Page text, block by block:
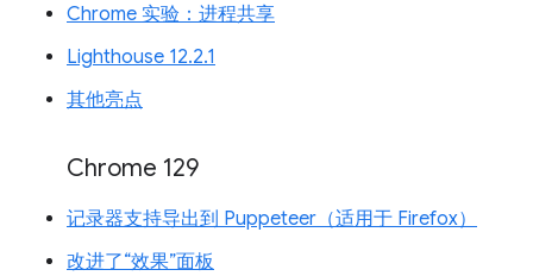
Chrome 实验：进程共享
Lighthouse 12.2.1
其他亮点
Chrome 129
记录器支持导出到 Puppeteer（适用于 Firefox）
改进了“效果”面板